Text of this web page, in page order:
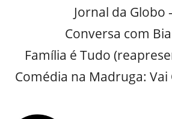
Jornal da Globo
Conversa com
Família é Tudo
Comédia na Madruga: Vai